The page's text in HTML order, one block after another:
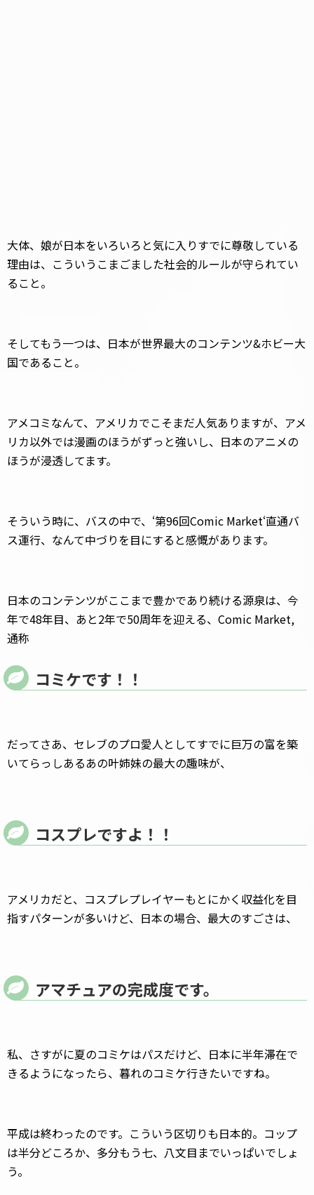
大体、娘が日本をいろいろと気に入りすでに尊敬している
理由は、こういうこまごました社会的ルールが守られてい
ること。
そしてもう一つは、日本が世界最大のコンテンツ&ホビー大
国であること。
アメコミなんて、アメリカでこそまだ人気ありますが、アメ
リカ以外では漫画のほうがずっと強いし、日本のアニメの
ほうが浸透してます。
そういう時に、バスの中で、‘第96回Comic Market‘直通バ
ス運行、なんて中づりを目にすると感慨があります。
日本のコンテンツがここまで豊かであり続ける源泉は、今
年で48年目、あと2年で50周年を迎える、Comic Market,
通称
コミケです！！
だってさあ、セレブのプロ愛人としてすでに巨万の富を築
いてらっしあるあの叶姉妹の最大の趣味が、
コスプレですよ！！
アメリカだと、コスプレプレイヤーもとにかく収益化を目
指すパターンが多いけど、日本の場合、最大のすごさは、
アマチュアの完成度です。
私、さすがに夏のコミケはパスだけど、日本に半年滞在で
きるようになったら、暮れのコミケ行きたいですね。
平成は終わったのです。こういう区切りも日本的。コップ
は半分どころか、多分もう七、八文目までいっぱいでしょ
う。